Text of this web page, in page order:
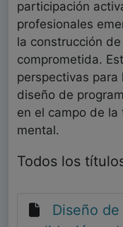
participación
profesionales
la construcción
comprometida.
perspectivas para
diseño de
en el campo de la
mental.
Todos los
Diseño